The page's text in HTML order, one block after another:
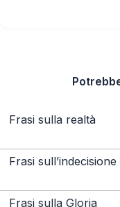
Frasi sulla realtà
Frasi sull’indecisione
Frasi sulla Gloria